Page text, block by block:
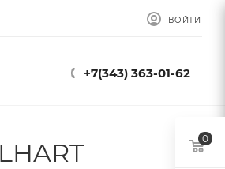
ВОЙТИ
+7(343) 363-01-62
0